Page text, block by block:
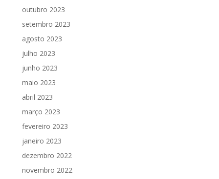
outubro 2023
setembro 2023
agosto 2023
julho 2023
junho 2023
maio 2023
abril 2023
março 2023
fevereiro 2023
janeiro 2023
dezembro 2022
novembro 2022